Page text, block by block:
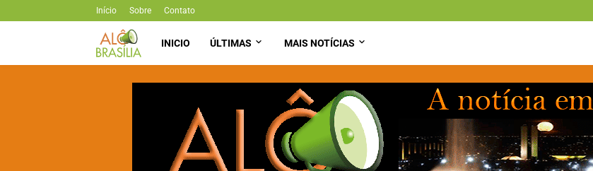
Início Sobre Contato
INICIO ÚLTIMAS MAIS NOTÍCIAS